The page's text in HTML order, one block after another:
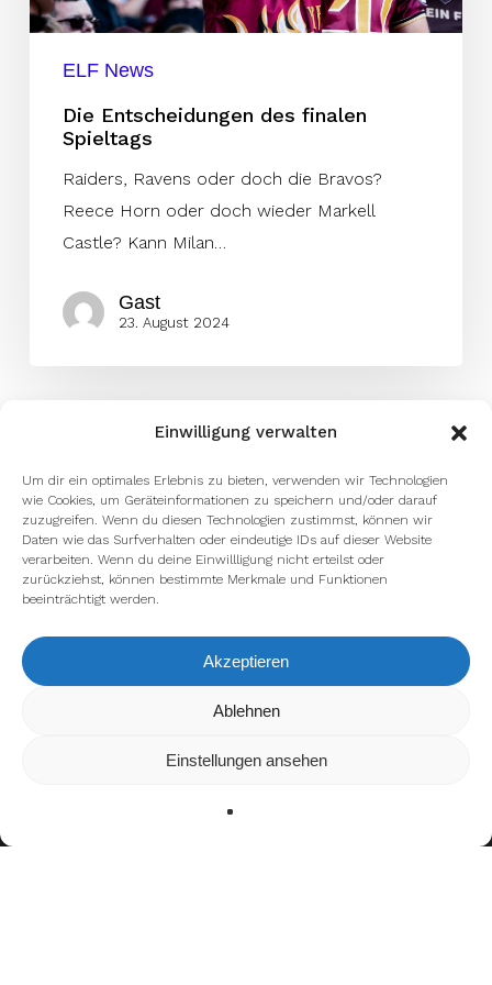
Einwilligung verwalten
Um dir ein optimales Erlebnis zu bieten, verwenden wir Technologien
wie Cookies, um Geräteinformationen zu speichern und/oder darauf
zuzugreifen. Wenn du diesen Technologien zustimmst, können wir
Daten wie das Surfverhalten oder eindeutige IDs auf dieser Website
verarbeiten. Wenn du deine Einwillligung nicht erteilst oder
zurückziehst, können bestimmte Merkmale und Funktionen
beeinträchtigt werden.
Akzeptieren
Ablehnen
Einstellungen ansehen
ELF News
Die Entscheidungen des finalen
Spieltags
Raiders, Ravens oder doch die Bravos?
Reece Horn oder doch wieder Markell
Castle? Kann Milan…
Gast
23. August 2024
Wir verwenden Cookies, um dir die bestmögliche Erfahrung
wir verwenden oder sie ausschalten.